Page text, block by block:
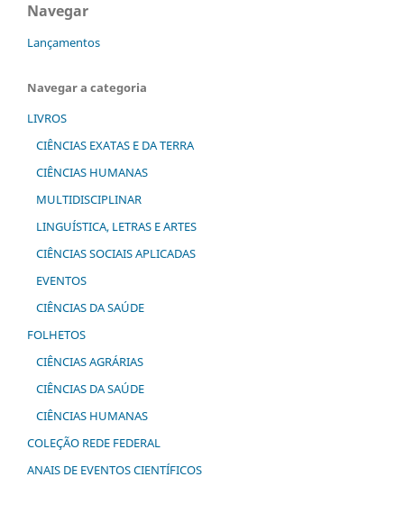
Navegar
Lançamentos
Navegar a categoria
LIVROS
CIÊNCIAS EXATAS E DA TERRA
CIÊNCIAS HUMANAS
MULTIDISCIPLINAR
LINGUÍSTICA, LETRAS E ARTES
CIÊNCIAS SOCIAIS APLICADAS
EVENTOS
CIÊNCIAS DA SAÚDE
FOLHETOS
CIÊNCIAS AGRÁRIAS
CIÊNCIAS DA SAÚDE
CIÊNCIAS HUMANAS
COLEÇÃO REDE FEDERAL
ANAIS DE EVENTOS CIENTÍFICOS